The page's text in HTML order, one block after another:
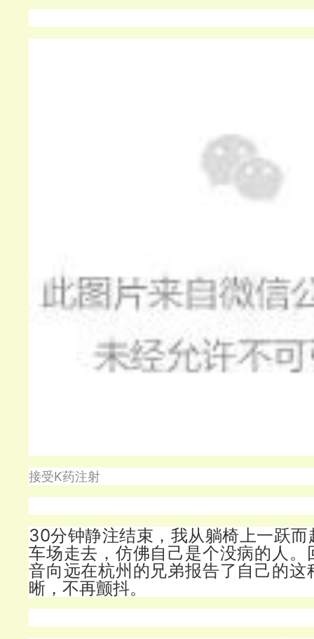
接受K药注射
30分钟静注结束，我从躺椅上一跃
车场走去，仿佛自己是个没病的人。
音向远在杭州的兄弟报告了自己的这
晰，不再颤抖。